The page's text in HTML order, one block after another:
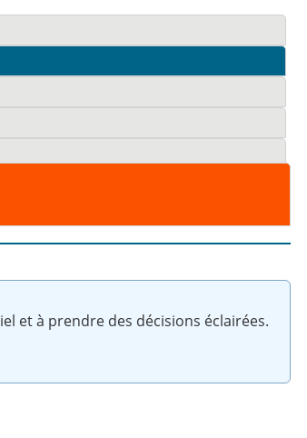
et à prendre des décisions éclairées.